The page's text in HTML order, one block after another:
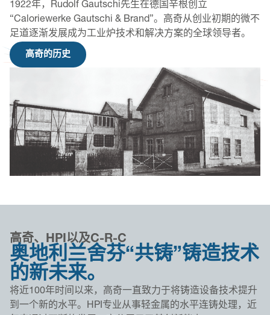
1922年，Rudolf Gautschi先生在德国辛根创立
“Caloriewerke Gautschi & Brand”。高奇从创业初期的微不
足道逐渐发展成为工业炉技术和解决方案的全球领导者。
高奇的历史
高奇、HPI以及C-R-C
奥地利兰舍芬“共铸”铸造技术
的新未来。
将近100年时间以来，高奇一直致力于将铸造设备技术提升
到一个新的水平。HPI专业从事轻金属的水平连铸处理，近